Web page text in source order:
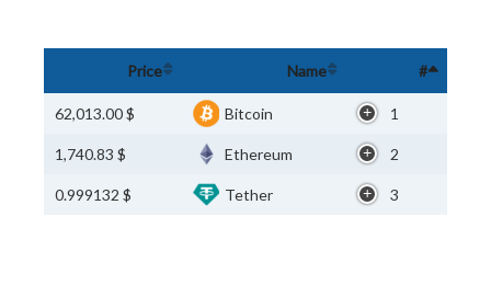
#
Name
Price
1
Bitcoin
$ 62,013.00
2
Ethereum
$ 1,740.83
3
Tether
$ 0.999132